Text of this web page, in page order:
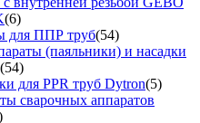
(6)
для ППР труб(54)
(паяльники) и насадки
(54)
для PPR труб Dytron(5)
сварочных аппаратов